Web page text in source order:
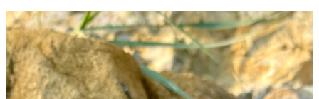
produktu
je
0,0
z
5
hvězdiček.